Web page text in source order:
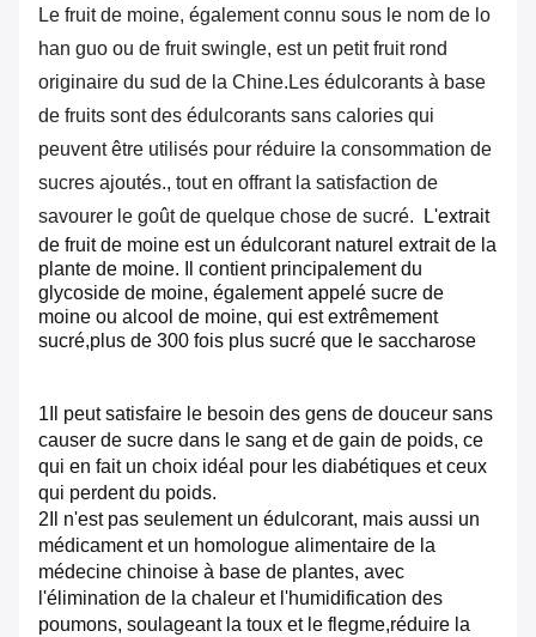
Le fruit de moine, également connu sous le nom de lo
han guo ou de fruit swingle, est un petit fruit rond
originaire du sud de la Chine.Les édulcorants à base
de fruits sont des édulcorants sans calories qui
peuvent être utilisés pour réduire la consommation de
sucres ajoutés., tout en offrant la satisfaction de
savourer le goût de quelque chose de sucré.
L'extrait
de fruit de moine est un édulcorant naturel extrait de la
plante de moine. Il contient principalement du
glycoside de moine, également appelé sucre de
moine ou alcool de moine, qui est extrêmement
sucré,plus de 300 fois plus sucré que le saccharose
1Il peut satisfaire le besoin des gens de douceur sans
causer de sucre dans le sang et de gain de poids, ce
qui en fait un choix idéal pour les diabétiques et ceux
qui perdent du poids.
2Il n'est pas seulement un édulcorant, mais aussi un
médicament et un homologue alimentaire de la
médecine chinoise à base de plantes, avec
l'élimination de la chaleur et l'humidification des
poumons, soulageant la toux et le flegme,réduire la